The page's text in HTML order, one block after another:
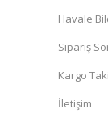
Havale
Sipariş
Kargo
İletişim